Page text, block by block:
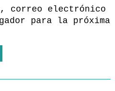
correo electrónico
para la próxima